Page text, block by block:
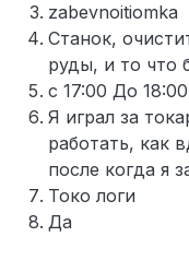
zabevnoitiomka
Станок,
руды, и то что
с 17:00 До 18:00
Я играл за
работать, как
после когда я
Токо логи
Да